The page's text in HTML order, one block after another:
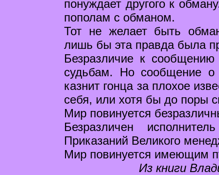
понуждает другого к
пополам с обманом.
Тот не желает быть
лишь бы эта правда была
Безразличие к
судьбам. Но сообщение
казнит гонца за плохое
себя, или хотя бы до поры
Мир повинуется
Безразличен
Приказаний Великого
Мир повинуется имеющим
Из книги